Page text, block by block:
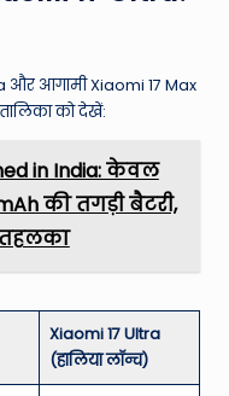
और आगामी Xiaomi 17 Max
को देखें:
in India: केवल
की तगड़ी बैटरी,
Xiaomi 17 Ultra
(हालिया लॉन्च)